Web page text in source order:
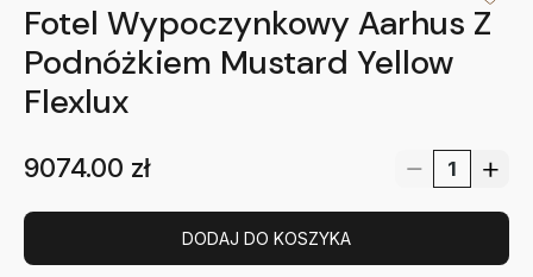
Fotel Wypoczynkowy Aarhus Z
Podnóżkiem Mustard Yellow
Flexlux
9074.00 zł
DODAJ DO KOSZYKA